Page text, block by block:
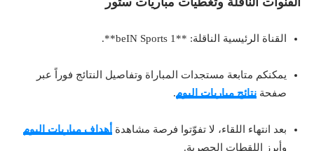
القناة الرئيسية الناقلة: **beIN Sports 1**.
يمكنكم متابعة مستجدات المباراة وتفاصيل النتائج فوراً عبر
صفحة نتائج مباريات اليوم.
بعد انتهاء اللقاء، لا تفوّتوا فرصة مشاهدة أهداف مباريات اليوم
وأبرز اللقطات الحصرية.